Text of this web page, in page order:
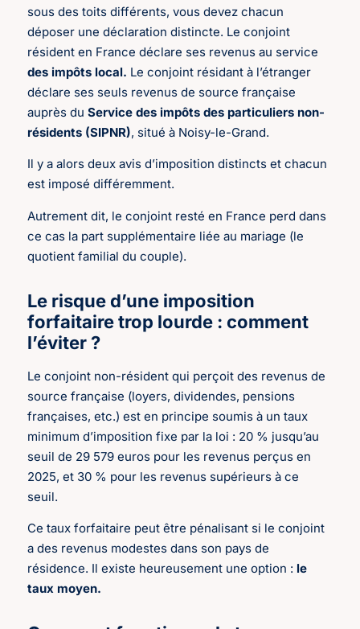
sous des toits différents, vous devez chacun
déposer une déclaration distincte. Le conjoint
résident en France déclare ses revenus au service
des impôts local. Le conjoint résidant à l’étranger
déclare ses seuls revenus de source française
auprès du Service des impôts des particuliers non-
résidents (SIPNR), situé à Noisy-le-Grand.
Il y a alors deux avis d’imposition distincts et chacun
est imposé différemment.
Autrement dit, le conjoint resté en France perd dans
ce cas la part supplémentaire liée au mariage (le
quotient familial du couple).
Le risque d’une imposition
forfaitaire trop lourde : comment
l’éviter ?
Le conjoint non-résident qui perçoit des revenus de
source française (loyers, dividendes, pensions
françaises, etc.) est en principe soumis à un taux
minimum d’imposition fixe par la loi : 20 % jusqu’au
seuil de 29 579 euros pour les revenus perçus en
2025, et 30 % pour les revenus supérieurs à ce
seuil.
Ce taux forfaitaire peut être pénalisant si le conjoint
a des revenus modestes dans son pays de
résidence. Il existe heureusement une option : le
taux moyen.